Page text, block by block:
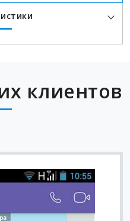
клиентов